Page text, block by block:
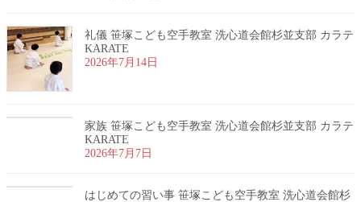
礼儀 笹塚こども空手教室 洗心道会館杉並支部 カラテ
KARATE
2026年7月14日
家族 笹塚こども空手教室 洗心道会館杉並支部 カラテ
KARATE
2026年7月7日
はじめての習い事 笹塚こども空手教室 洗心道会館杉